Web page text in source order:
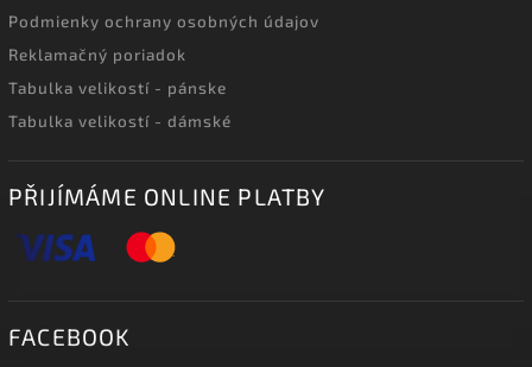
Podmienky ochrany osobných údajov
Reklamačný poriadok
Tabulka velikostí - pánske
Tabulka velikostí - dámské
PŘIJÍMÁME ONLINE PLATBY
FACEBOOK